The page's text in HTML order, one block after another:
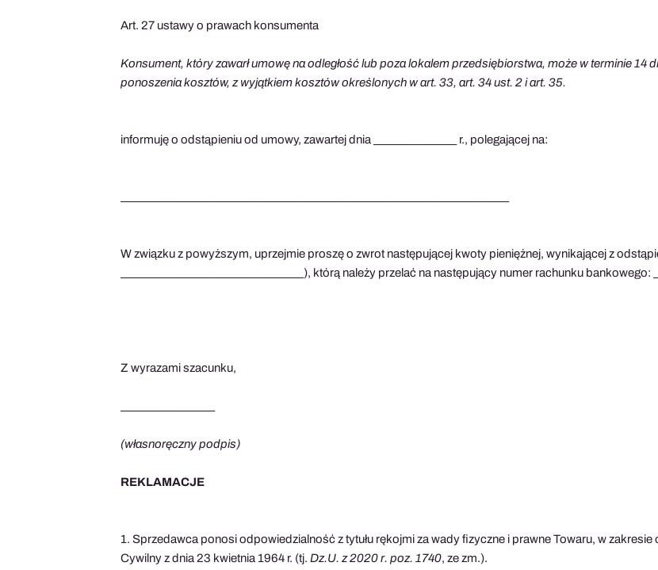
Art. 27 ustawy o prawach konsumenta
Konsument, który zawarł umowę na odległość lub poza lokalem przedsiębiorstwa, może w terminie 14
ponoszenia kosztów, z wyjątkiem kosztów określonych w art. 33, art. 34 ust. 2 i art. 35.
informuję o odstąpieniu od umowy, zawartej dnia _______________ r., polegającej na:
W związku z powyższym, uprzejmie proszę o zwrot następującej kwoty pieniężnej, wynikającej z
_________________________________), którą należy przelać na następujący numer rachunku bankowego:
Z wyrazami szacunku,
(własnoręczny podpis)
REKLAMACJE
1. Sprzedawca ponosi odpowiedzialność z tytułu rękojmi za wady fizyczne i prawne Towaru, w
Cywilny z dnia 23 kwietnia 1964 r. (tj.Dz.U. z 2020 r. poz. 1740, ze zm.).